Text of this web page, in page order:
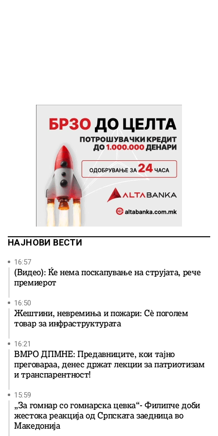
НАЈНОВИ ВЕСТИ
16:57
(Видео): Ќе нема поскапување на струјата, рече
премиерот
16:50
Жештини, невремиња и пожари: Сè поголем
товар за инфраструктурата
16:21
ВМРО ДПМНЕ: Предавниците, кои тајно
преговараа, денес држат лекции за патриотизам
и транспарентност!
15:59
„За гомнар со гомнарска цевка“- Филипче доби
жестока реакција од Српската заедница во
Македонија